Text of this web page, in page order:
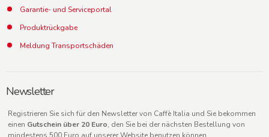
Garantie- und Serviceportal
Produktrückgabe
Meldung Transportschäden
Newsletter
Registrieren Sie sich für den Newsletter von Caffè Italia und Sie bekommen
einen Gutschein über 20 Euro, den Sie bei der nächsten Bestellung von